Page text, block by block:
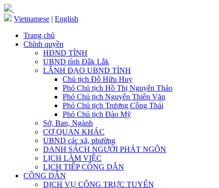
Vietnamese | English
Trang chủ
Chính quyền
HĐND TỈNH
UBND tỉnh Đắk Lắk
LÃNH ĐẠO UBND TỈNH
Chủ tịch Đỗ Hữu Huy
Phó Chủ tịch Hồ Thị Nguyên Thảo
Phó Chủ tịch Nguyễn Thiên Văn
Phó Chủ tịch Trương Công Thái
Phó Chủ tịch Đào Mỹ
Sở, Ban, Ngành
CƠ QUAN KHÁC
UBND các xã, phường
DANH SÁCH NGƯỜI PHÁT NGÔN
LỊCH LÀM VIỆC
LỊCH TIẾP CÔNG DÂN
CÔNG DÂN
DỊCH VỤ CÔNG TRỰC TUYẾN